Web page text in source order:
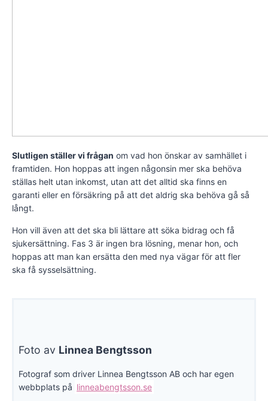
Slutligen ställer vi frågan om vad hon önskar av samhället i
framtiden. Hon hoppas att ingen någonsin mer ska behöva
ställas helt utan inkomst, utan att det alltid ska finns en
garanti eller en försäkring på att det aldrig ska behöva gå så
långt.
Hon vill även att det ska bli lättare att söka bidrag och få
sjukersättning. Fas 3 är ingen bra lösning, menar hon, och
hoppas att man kan ersätta den med nya vägar för att fler
ska få sysselsättning.
Foto av Linnea Bengtsson
Fotograf som driver Linnea Bengtsson AB och har egen
webbplats på linneabengtsson.se